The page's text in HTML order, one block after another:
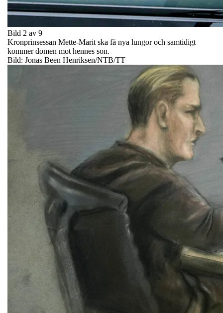
Bild 2 av 9
Kronprinsessan Mette-Marit ska få nya lungor och samtidigt
kommer domen mot hennes son.
Bild: Jonas Been Henriksen/NTB/TT